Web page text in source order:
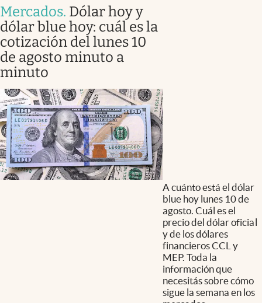
Mercados. Dólar hoy y
dólar blue hoy: cuál es la
cotización del lunes 10
de agosto minuto a
minuto
A cuánto está el dólar
blue hoy lunes 10 de
agosto. Cuál es el
precio del dólar oficial
y de los dólares
financieros CCL y
MEP. Toda la
información que
necesitás sobre cómo
sigue la semana en los